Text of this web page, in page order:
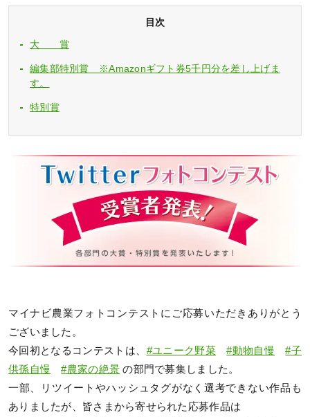
目次
大 賞
編集部特別賞 ※Amazonギフト券5千円分を差し上げま
す。
特別賞
マイナビ農業フォトコンテストにご応募いただきありがとう
ございました。
今回初となるコンテストは、 #ユニーク野菜 #動物自慢
#子
供孫自慢
#農家の絶景 の部門で募集しました。
一部、リツイートやハッシュタグがなく選考できない作品も
ありましたが、皆さまから寄せられた応募作品は